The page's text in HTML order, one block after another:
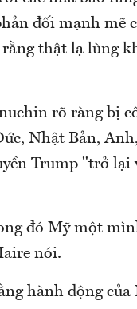
đối mạnh mẽ
thật lạ lùng
rõ ràng bị
Nhật Bản, Anh,
Trump "trở lại
đó Mỹ một
nói.
hành động của